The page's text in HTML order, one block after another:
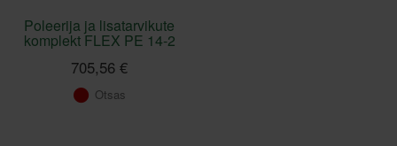
Poleerija ja lisatarvikute
komplekt FLEX PE 14-2
705,56 €
Otsas